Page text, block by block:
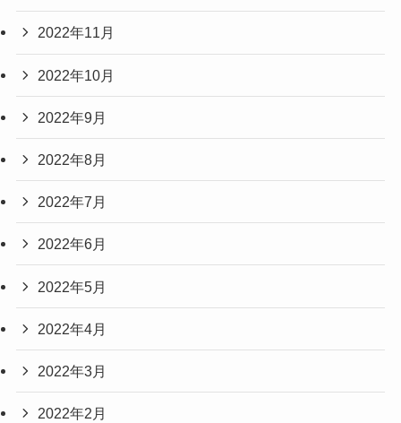
2022年11月
2022年10月
2022年9月
2022年8月
2022年7月
2022年6月
2022年5月
2022年4月
2022年3月
2022年2月